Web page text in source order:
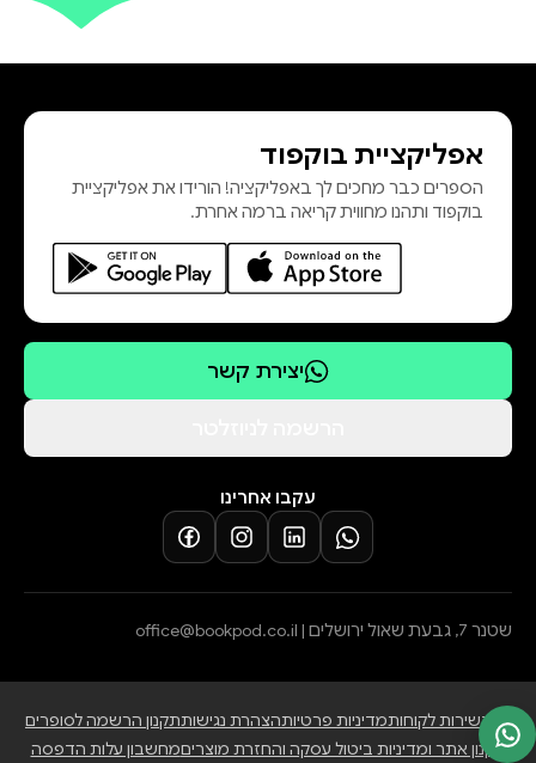
אפליקציית בוקפוד
הספרים כבר מחכים לך באפליקציה! הורידו את אפליקציית
בוקפוד ותהנו מחווית קריאה ברמה אחרת.
יצירת קשר
עקבו אחרינו
שטנר 7, גבעת שאול ירושלים | office@bookpod.co.il
בלוגשירות לקוחותמדיניות פרטיותהצהרת נגישותתקנון הרשמה לסופרים
תקנון אתר ומדיניות ביטול עסקה והחזרת מוצריםמחשבון עלות הדפסה